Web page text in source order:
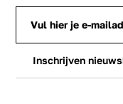
Inschrijven